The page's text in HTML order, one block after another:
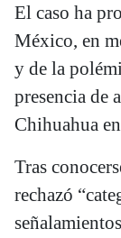
El caso ha
México, en
y de la
presencia de
Chihuahua
Tras
rechazó